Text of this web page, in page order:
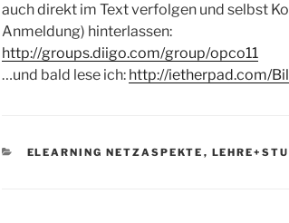
auch direkt im Text verfolgen und selbst
Anmeldung) hinterlassen:
http://groups.diigo.com/group/opco11
…und bald lese ich: http://ietherpad.com/
KATEGORIEN
ELEARNING NETZASPEKTE ,